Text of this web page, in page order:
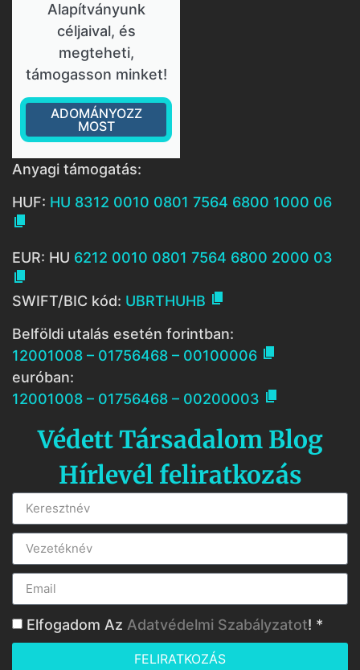
Alapítványunk
céljaival, és
megteheti,
támogasson minket!
ADOMÁNYOZZ
MOST
Anyagi támogatás:
HUF: HU 8312 0010 0801 7564 6800 1000 06

EUR: HU 6212 0010 0801 7564 6800 2000 03

SWIFT/BIC kód: UBRTHUHB 
Belföldi utalás esetén forintban:
12001008 – 01756468 – 00100006 
euróban:
12001008 – 01756468 – 00200003 
Védett Társadalom Blog
Hírlevél feliratkozás
Elfogadom Az Adatvédelmi Szabályzatot! *
FELIRATKOZÁS